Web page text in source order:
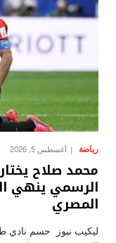
رياضة أغسطس 5, 2026
محمد صلاح
الرسمي ينهي
المصري
ليكيب نيوز حسم نادي